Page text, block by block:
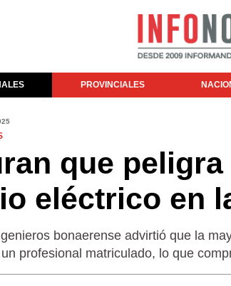
PROVINCIALES
que
eléctrico en
bonaerense advirtió que la
profesional matriculado, lo que